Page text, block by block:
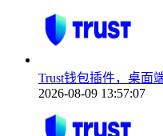
Trust钱包插件，桌面
2026-08-09 13:57:07